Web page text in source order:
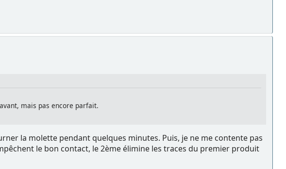
mais pas encore parfait.
la molette pendant quelques minutes. Puis, je ne me contente pas
le bon contact, le 2ème élimine les traces du premier produit